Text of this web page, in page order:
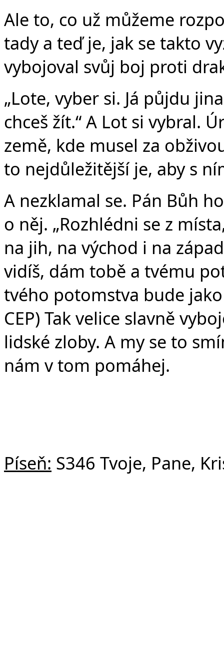
Ale to, co už můžeme
tady a teď je, jak se takto
vybojoval svůj boj proti
„Lote, vyber si. Já půjdu
chceš žít.“ A Lot si vybral.
země, kde musel za
to nejdůležitější je, aby s
A nezklamal se. Pán Bůh
o něj. „Rozhlédni se z
na jih, na východ i na
vidíš, dám tobě a tvému
tvého potomstva bude
CEP) Tak velice slavně
lidské zloby. A my se to
nám v tom pomáhej.
Píseň: S346 Tvoje, Pane,